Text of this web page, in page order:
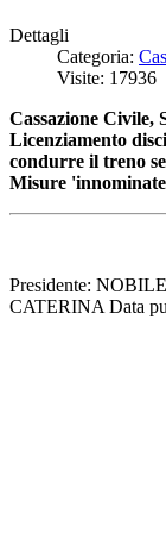
Dettagli
Categoria:
Visite: 17936
Cassazione Civile,
Licenziamento
condurre il treno
Misure
Presidente:
CATERINA Data